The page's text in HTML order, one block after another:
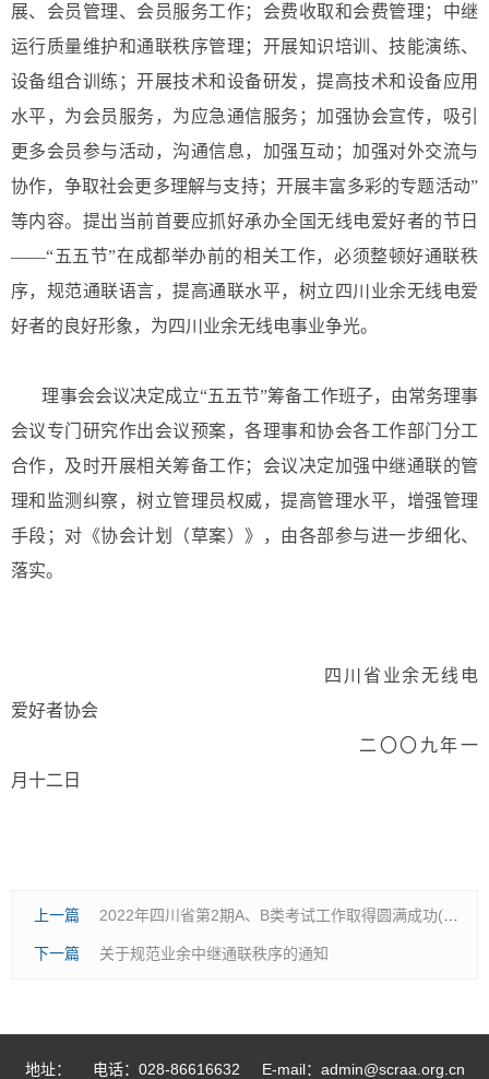
展、会员管理、会员服务工作；会费收取和会费管理；
中继
运行质量维护和通联秩序管理；开展知识培训 、技能演练、
设备组合训练；开展技术和设备研发，提高技术和设备应用
水平，为会员服务，为应急通信服务；加强协会宣传，吸引
更多会员参与活动，沟通信息，加强互动；加强对外交流与
协作，争取社会更多理解与支持；开展丰富多彩的专题活动”
等内容。提出当前首要应抓好承办全国无线电爱好者的节日
——“五五节”在成都举办前的相关工作，必须整顿好通联秩
序，规范通联语言，提高通联水平，树立四川业余无线电爱
好者的良好形象，为四川业余无线电事业争光。
理事会会议决定成立“五五节”筹备工作班子，由常务理事
会议专门研究作出会议预案，各理事和协会各工作部门分工
合作，及时开展相关筹备工作；会议决定加强中继通联的管
理和监测纠察，树立管理员权威，提高管理水平，增强管理
手段；对《协会计划（草案）》，由各部参与进一步细化、
落实。
四川省业余无线电
爱好者协会
二〇〇九年一
月十二日
上一篇 2022年四川省第2期A、B类考试工作取得圆满成功(成都考场)
关于规范业余中继通联秩序的通知
下一篇
地址： 电话：028-86616632 E-mail：admin@scraa.org.cn